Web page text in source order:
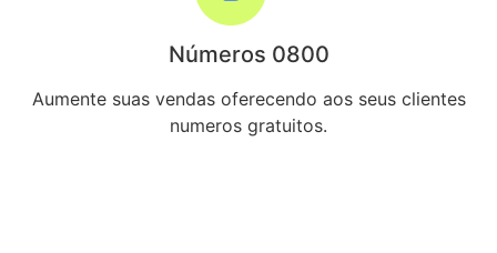
Números 0800
Aumente suas vendas oferecendo aos seus clientes
numeros gratuitos.